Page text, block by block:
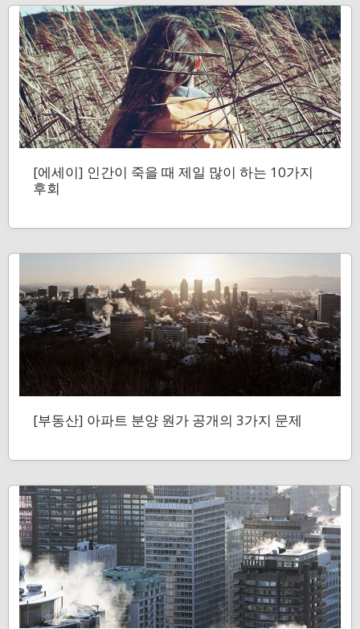
[에세이] 인간이 죽을 때 제일 많이 하는 10가지
후회
[부동산] 아파트 분양 원가 공개의 3가지 문제